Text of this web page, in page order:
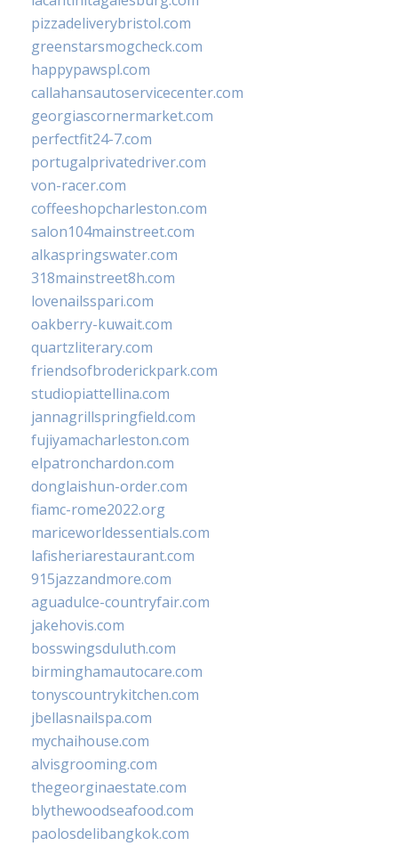
pizzadeliverybristol.com
greenstarsmogcheck.com
happypawspl.com
callahansautoservicecenter.com
georgiascornermarket.com
perfectfit24-7.com
portugalprivatedriver.com
von-racer.com
coffeeshopcharleston.com
salon104mainstreet.com
alkaspringswater.com
318mainstreet8h.com
lovenailsspari.com
oakberry-kuwait.com
quartzliterary.com
friendsofbroderickpark.com
studiopiattellina.com
jannagrillspringfield.com
fujiyamacharleston.com
elpatronchardon.com
donglaishun-order.com
fiamc-rome2022.org
mariceworldessentials.com
lafisheriarestaurant.com
915jazzandmore.com
aguadulce-countryfair.com
jakehovis.com
bosswingsduluth.com
birminghamautocare.com
tonyscountrykitchen.com
jbellasnailspa.com
mychaihouse.com
alvisgrooming.com
thegeorginaestate.com
blythewoodseafood.com
paolosdelibangkok.com